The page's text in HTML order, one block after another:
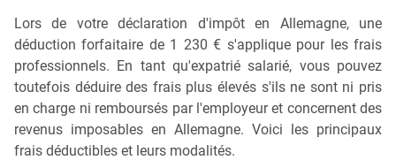
Lors de votre déclaration d'impôt en Allemagne, une
déduction forfaitaire de 1 230 € s'applique pour les frais
professionnels. En tant qu'expatrié salarié, vous pouvez
toutefois déduire des frais plus élevés s'ils ne sont ni pris
en charge ni remboursés par l'employeur et concernent des
revenus imposables en Allemagne. Voici les principaux
frais déductibles et leurs modalités.